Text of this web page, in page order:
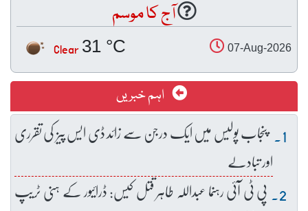
آج کا موسم
07-Aug-2026
31 °C
Clear
اہم خبریں
پنجاب پولیس میں ایک درجن سے زائد ڈی ایس پیز کی تقرری
اور تبادلے
پی ٹی آئی رہنما عبداللہ طاہر قتل کیس: ڈرائیور کے ہنی ٹریپ